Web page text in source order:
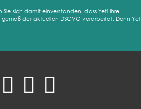
sich damit einverstanden, dass Yeti Ihre
der aktuellen DSGVO verarbeitet. Denn